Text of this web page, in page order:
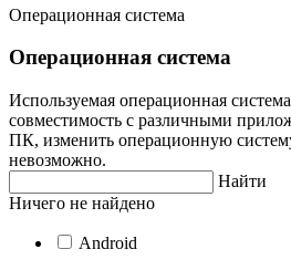
Операционная система
Операционная система
Используемая операционная
совместимость с различными
ПК, изменить операционную
невозможно.
Найти
Ничего не найдено
Android